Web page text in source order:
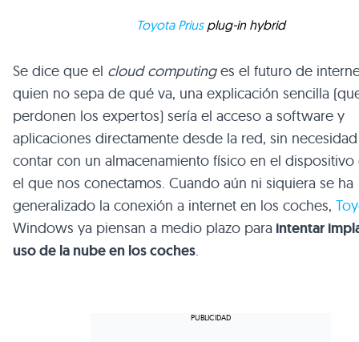
Toyota Priusplug-in hybrid
Se dice que el cloud computinges el futuro de
quien no sepa de qué va, una explicación sencilla
perdonen los expertos) sería el acceso a software y
aplicaciones directamente desde la red, sin
contar con un almacenamiento físico en el dispositivo
el que nos conectamos. Cuando aún ni siquiera se ha
generalizado la conexión a internet en los coches,
Windows ya piensan a medio plazo para intentar
uso de la nube en los coches.